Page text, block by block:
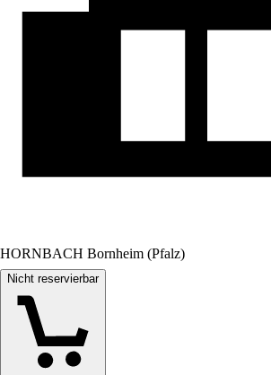
HORNBACH Bornheim (Pfalz)
Nicht reservierbar